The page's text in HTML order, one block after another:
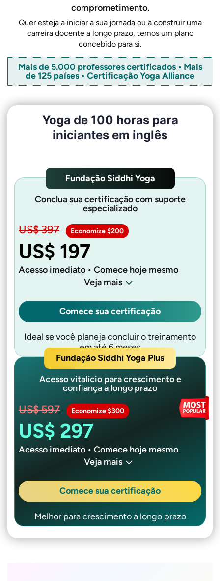
comprometimento.
Quer esteja a iniciar a sua jornada ou a construir uma
carreira docente a longo prazo, temos um plano
concebido para si.
Mais de 5.000 professores certificados • Mais
de 125 países • Certificação Yoga Alliance
Yoga de 100 horas para
iniciantes em inglês
Fundação Siddhi Yoga
Conclua sua certificação com suporte
especializado
US$ 397 Economize $200
US$ 197
Acesso imediato • Comece hoje mesmo
Veja mais
Comece sua certificação
Ideal se você planeja concluir o treinamento
em até 6 meses
Fundação Siddhi Yoga Plus
Acesso vitalício para crescimento e
confiança a longo prazo
US$ 597 Economize $300
US$ 297
Acesso imediato • Comece hoje mesmo
Veja mais
Comece sua certificação
Melhor para crescimento a longo prazo